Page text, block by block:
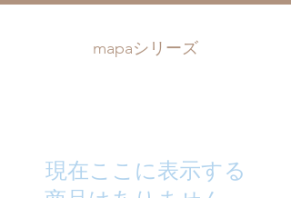
mapaシリーズ
現在ここに表示する